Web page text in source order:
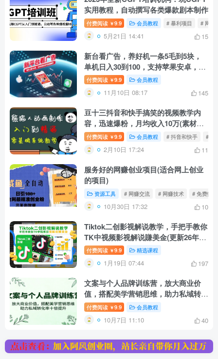
实用教程，自动撰写各类爆款剧本制作
付费阅读 ￥9.9 会员教程 # 暴利项目 # 网赚
5月21日 14:41 15
新台看广告，养好机一条5毛到5块，
单机日入30到100，支持苹果安卓，可
批量操作。
付费阅读 ￥9.9 会员教程
11月10日 08:17 145
豆十三抖音和快手搞笑的视频教学内
容，迅速爆粉，月均收入10万(素材内
容软件短视频)
付费阅读 ￥9.9 会员教程 # 抖音和快手 # 迅
2月10日 17:24 11
服务好的网赚创业项目(适合网上创业
的项目)
资源工具 # 网赚交流 # 网赚技术 # 免费赚钱
10月30日 17:32 10
Tiktok二创影视解说教学，手把手教你
TK中视频影视解说賺美金(更新26年1
月)
付费阅读 ￥9.9 精选课程
1月19日 07:44 197
文案与个人品牌训练营，放大商业价
值，搭配美学营销思维，助力私域转化
率十倍提升
付费阅读 ￥9.9 会员教程
10月7日 11:10 40